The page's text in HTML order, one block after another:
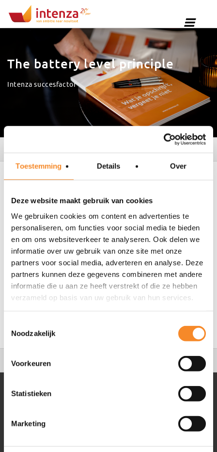
Toestemming Details Over
Deze website maakt gebruik van cookies
We gebruiken cookies om content en advertenties te
personaliseren, om functies voor social media te bieden
en om ons websiteverkeer te analyseren. Ook delen we
informatie over uw gebruik van onze site met onze
partners voor social media, adverteren en analyse. Deze
partners kunnen deze gegevens combineren met andere
informatie die u aan ze heeft verstrekt of die ze hebben
verzameld op basis van uw gebruik van hun services.
Noodzakelijk
Voorkeuren
Statistieken
Marketing
The battery level principle
Intenza succesfactor
9.4
The battery level principle
with a green battery, support people with an orange
battery, and limit time with people with a red battery.
9.4
About Intenza